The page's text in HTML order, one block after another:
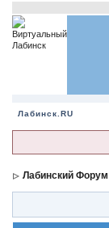
Лабинск.RU
Лабинский Форум